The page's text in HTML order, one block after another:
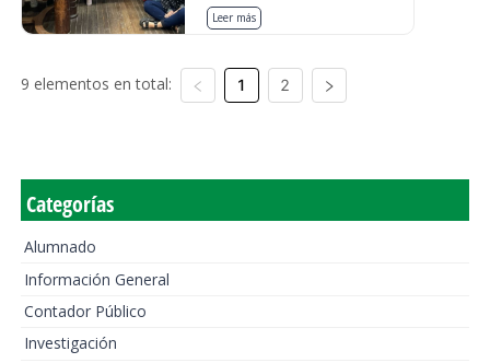
Leer más
9 elementos en total: 1 2
Categorías
Alumnado
Información General
Contador Público
Investigación